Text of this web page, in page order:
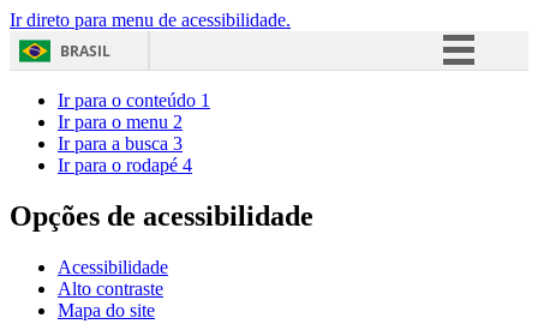
Ir direto para menu de acessibilidade.
BRASIL
Acesso à informação
Ir para o conteúdo 1
Ir para o menu 2
Ir para a busca 3
Ir para o rodapé 4
Opções de acessibilidade
Acessibilidade
Alto contraste
Mapa do site